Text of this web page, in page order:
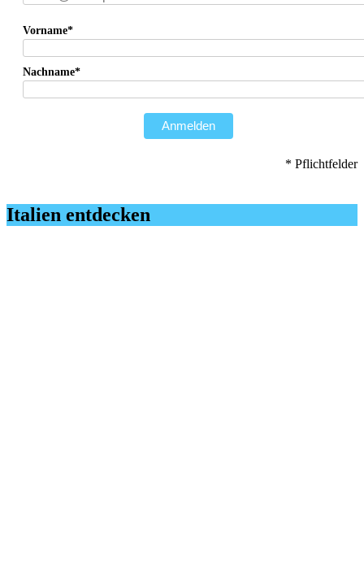
Vorname*
Nachname*
Anmelden
* Pflichtfelder
Italien entdecken